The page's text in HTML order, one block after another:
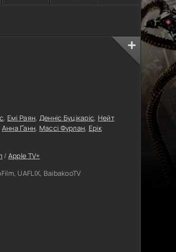
, Емі Раян, Денніс Буцікаріс, Нейт
Анна Ґанн, Массі Фурлан, Ерік
/ Apple TV+
UAFLIX, BaibakooTV